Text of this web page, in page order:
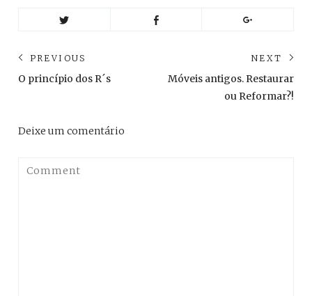
Navegação
de
PREVIOUS
Previous
O princípio dos R´s
NEXT
Móveis antigos. Restaurar
ou Reformar?!
Deixe um comentário